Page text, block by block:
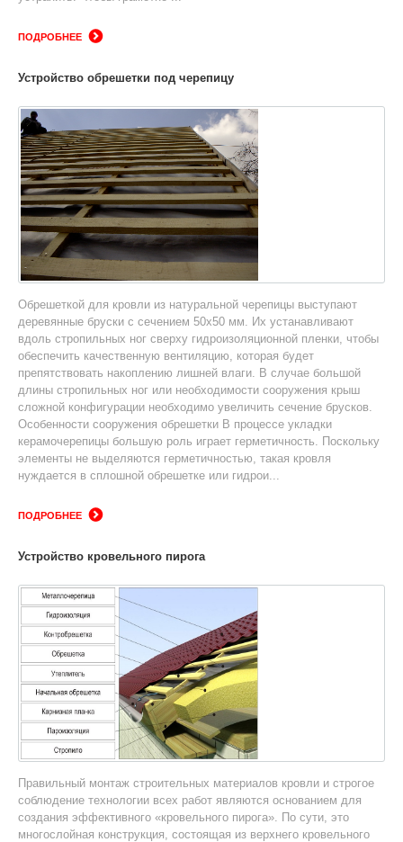
ПОДРОБНЕЕ
Устройство обрешетки под черепицу
Обрешеткой для кровли из натуральной черепицы выступают
деревянные бруски с сечением 50x50 мм. Их устанавливают
вдоль стропильных ног сверху гидроизоляционной пленки, чтобы
обеспечить качественную вентиляцию, которая будет
препятствовать накоплению лишней влаги. В случае большой
длины стропильных ног или необходимости сооружения крыш
сложной конфигурации необходимо увеличить сечение брусков.
Особенности сооружения обрешетки В процессе укладки
керамочерепицы большую роль играет герметичность. Поскольку
элементы не выделяются герметичностью, такая кровля
нуждается в сплошной обрешетке или гидрои...
ПОДРОБНЕЕ
Устройство кровельного пирога
Правильный монтаж строительных материалов кровли и строгое
соблюдение технологии всех работ являются основанием для
создания эффективного «кровельного пирога». По сути, это
многослойная конструкция, состоящая из верхнего кровельного